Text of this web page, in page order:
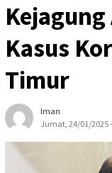
Kasus
Timur
Iman
Jumat, 24/01/2025